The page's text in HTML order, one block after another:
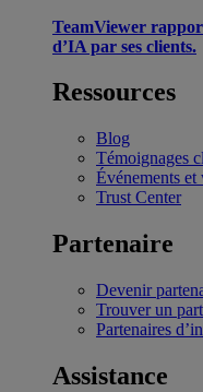
TeamViewer
d’IA par ses clients.
Ressources
Blog
Témoignages
Événements et
Trust Center
Partenaire
Devenir
Trouver un
Partenaires
Assistance